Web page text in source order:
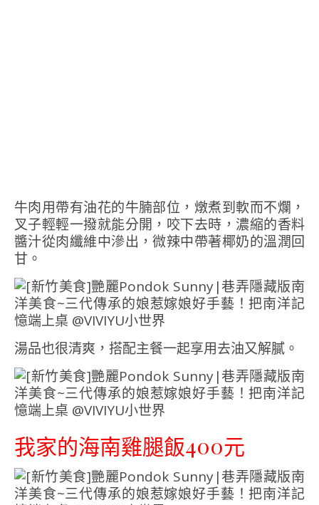
牛肉用帶有油花的牛腩部位，燉煮到軟而不爛，
叉子輕輕一撥就能分開，咬下去時，濃縮的香料
醬汁從肉纖維中滲出，微辣中帶著椰奶的溫潤回
甘。
湯品也很清爽，搭配主餐一起享用去油又解膩。
我家的海南雞腿飯400元